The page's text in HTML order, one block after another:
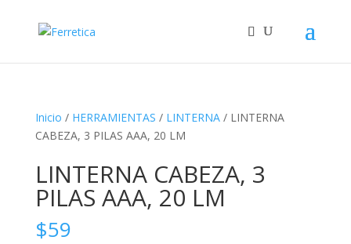
Inicio / HERRAMIENTAS / LINTERNA/ LINTERNA
CABEZA, 3 PILAS AAA, 20 LM
LINTERNA CABEZA, 3
PILAS AAA, 20 LM
$59